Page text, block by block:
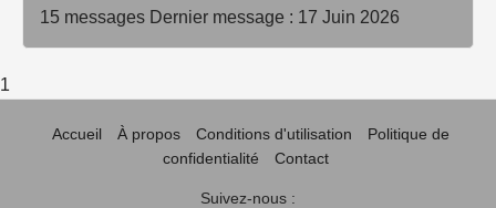
15 messages Dernier message : 17 Juin 2026
1
Accueil À propos Conditions d'utilisation
Politique de
confidentialité
Contact
Suivez-nous :